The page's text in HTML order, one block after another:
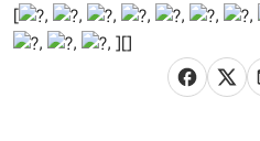
[
, , , , , , ,
,
, , ][]